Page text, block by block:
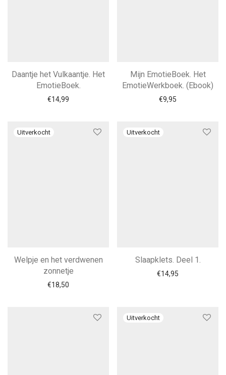
Daantje het Vulkaantje. Het
EmotieBoek.
€14,99
Mijn EmotieBoek. Het
EmotieWerkboek. (Ebook)
€9,95
Welpje en het verdwenen
zonnetje
€18,50
Slaapklets. Deel 1.
€14,95